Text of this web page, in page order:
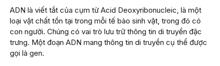
ADN là viết tắt của cụm từ Acid Deoxyribonucleic, là một
loại vật chất tồn tại trong mỗi tế bào sinh vật, trong đó có
con người. Chúng có vai trò lưu trữ thông tin di truyền đặc
trưng. Một đoạn ADN mang thông tin di truyền cụ thể được
gọi là gen.